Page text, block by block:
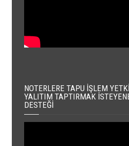
NOTERLERE TAPU İŞLEM
YALITIM TAPTIRMAK
DESTEĞI